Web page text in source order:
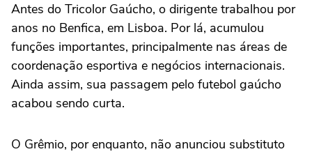
Antes do Tricolor Gaúcho, o dirigente trabalhou por
anos no Benfica, em Lisboa. Por lá, acumulou
funções importantes, principalmente nas áreas de
coordenação esportiva e negócios internacionais.
Ainda assim, sua passagem pelo futebol gaúcho
acabou sendo curta.
O Grêmio, por enquanto, não anunciou substituto